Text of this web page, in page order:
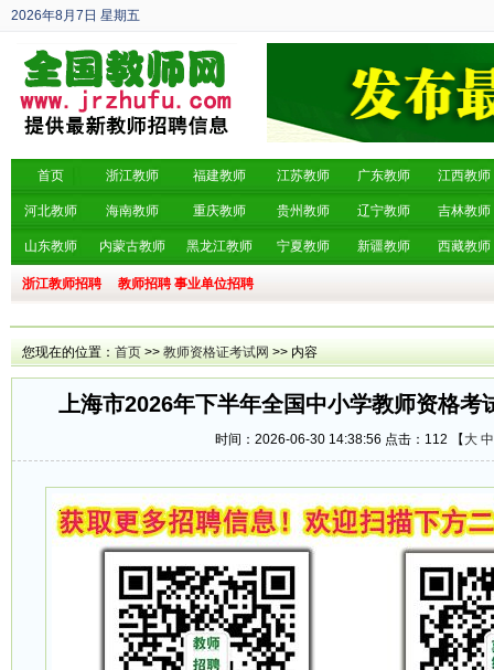
2026年8月7日 星期五
丙午年 六月廿五
首页 浙江教师 福建教师 江苏教师 广东教师 江西教师
河北教师 海南教师 重庆教师 贵州教师 辽宁教师 吉林教师
山东教师 内蒙古教师 黑龙江教师 宁夏教师 新疆教师 西藏教师
浙江教师招聘 教师招聘 事业单位招聘
您现在的位置： 首页 >> 教师资格证考试网 >> 内容
上海市2026年下半年全国中小学教师资格考
时间：2026-06-30 14:38:56 点击： 112 【 大 中